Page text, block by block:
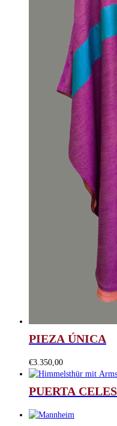
PIEZA ÚNICA
€3.350,00
PUERTA